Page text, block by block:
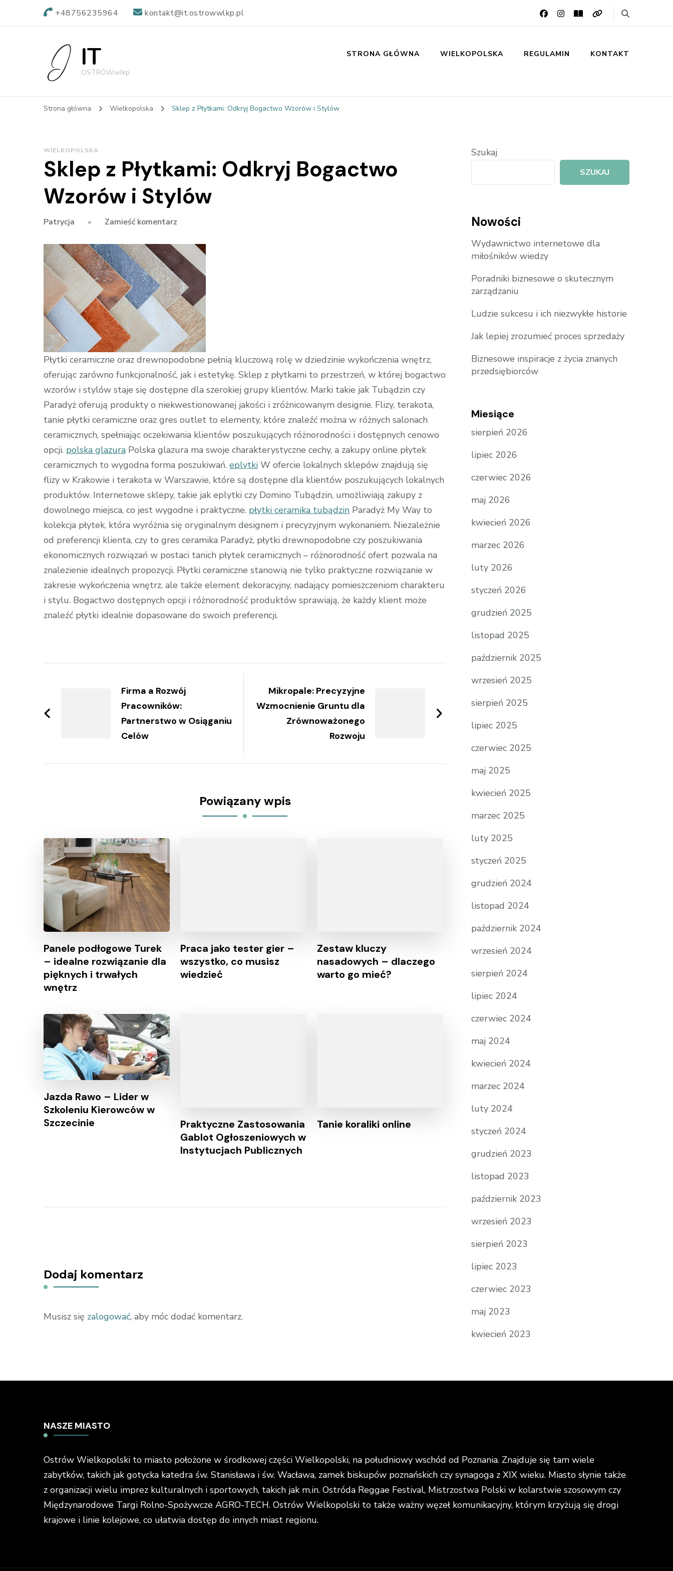
+48756235964 kontakt@it.ostrowwlkp.pl
IT
OSTRÓW.wlkp
STRONA GŁÓWNA WIELKOPOLSKA REGULAMIN KONTAKT
Strona główna Wielkopolska Sklep z Płytkami: Odkryj Bogactwo Wzorów i Stylów
WIELKOPOLSKA
Sklep z Płytkami: Odkryj Bogactwo
Wzorów i Stylów
Patrycja Zamieść komentarz
Sklep
z
Płytkami:
Odkryj
Bogactwo
Wzorów
Stylów
Płytki ceramiczne oraz drewnopodobne pełnią kluczową rolę w dziedzinie wykończenia wnętrz,
oferując zarówno funkcjonalność, jak i estetykę. Sklep z płytkami to przestrzeń, w której bogactwo
wzorów i stylów staje się dostępne dla szerokiej grupy klientów. Marki takie jak Tubądzin czy
Paradyż oferują produkty o niekwestionowanej jakości i zróżnicowanym designie. Flizy, terakota,
tanie płytki ceramiczne oraz gres outlet to elementy, które znaleźć można w różnych salonach
ceramicznych, spełniając oczekiwania klientów poszukujących różnorodności i dostępnych cenowo
opcji. polska glazura Polska glazura ma swoje charakterystyczne cechy, a zakupy online płytek
ceramicznych to wygodna forma poszukiwań. eplytki W ofercie lokalnych sklepów znajdują się
flizy w Krakowie i terakota w Warszawie, które są dostępne dla klientów poszukujących lokalnych
produktów. Internetowe sklepy, takie jak eplytki czy Domino Tubądzin, umożliwiają zakupy z
dowolnego miejsca, co jest wygodne i praktyczne. płytki ceramika tubądzin Paradyż My Way to
kolekcja płytek, która wyróżnia się oryginalnym designem i precyzyjnym wykonaniem. Niezależnie
od preferencji klienta, czy to gres ceramika Paradyż, płytki drewnopodobne czy poszukiwania
ekonomicznych rozwiązań w postaci tanich płytek ceramicznych – różnorodność ofert pozwala na
znalezienie idealnych propozycji. Płytki ceramiczne stanowią nie tylko praktyczne rozwiązanie w
zakresie wykończenia wnętrz, ale także element dekoracyjny, nadający pomieszczeniom charakteru
i stylu. Bogactwo dostępnych opcji i różnorodność produktów sprawiają, że każdy klient może
znaleźć płytki idealnie dopasowane do swoich preferencji.
Firma a Rozwój
Pracowników:
Partnerstwo w Osiąganiu
Celów
Mikropale: Precyzyjne
Wzmocnienie Gruntu dla
Zrównoważonego
Rozwoju
Powiązany wpis
Panele podłogowe Turek
– idealne rozwiązanie dla
pięknych i trwałych
wnętrz
Praca jako tester gier –
wszystko, co musisz
wiedzieć
Zestaw kluczy
nasadowych – dlaczego
warto go mieć?
Jazda Rawo – Lider w
Szkoleniu Kierowców w
Szczecinie
Praktyczne Zastosowania
Gablot Ogłoszeniowych w
Instytucjach Publicznych
Tanie koraliki online
Dodaj komentarz
Musisz się zalogować, aby móc dodać komentarz.
Szukaj
SZUKAJ
Nowości
Wydawnictwo internetowe dla
miłośników wiedzy
Poradniki biznesowe o skutecznym
zarządzaniu
Ludzie sukcesu i ich niezwykłe historie
Jak lepiej zrozumieć proces sprzedaży
Biznesowe inspiracje z życia znanych
przedsiębiorców
Miesiące
sierpień 2026
lipiec 2026
czerwiec 2026
maj 2026
kwiecień 2026
marzec 2026
luty 2026
styczeń 2026
grudzień 2025
listopad 2025
październik 2025
wrzesień 2025
sierpień 2025
lipiec 2025
czerwiec 2025
maj 2025
kwiecień 2025
marzec 2025
luty 2025
styczeń 2025
grudzień 2024
listopad 2024
październik 2024
wrzesień 2024
sierpień 2024
lipiec 2024
czerwiec 2024
maj 2024
kwiecień 2024
marzec 2024
luty 2024
styczeń 2024
grudzień 2023
listopad 2023
październik 2023
wrzesień 2023
sierpień 2023
lipiec 2023
czerwiec 2023
maj 2023
kwiecień 2023
NASZE MIASTO
Ostrów Wielkopolski to miasto położone w środkowej części Wielkopolski, na południowy wschód od Poznania. Znajduje się tam wiele
zabytków, takich jak gotycka katedra św. Stanisława i św. Wacława, zamek biskupów poznańskich czy synagoga z XIX wieku. Miasto słynie także
z organizacji wielu imprez kulturalnych i sportowych, takich jak m.in. Ostróda Reggae Festival, Mistrzostwa Polski w kolarstwie szosowym czy
Międzynarodowe Targi Rolno-Spożywcze AGRO-TECH. Ostrów Wielkopolski to także ważny węzeł komunikacyjny, którym krzyżują się drogi
krajowe i linie kolejowe, co ułatwia dostęp do innych miast regionu.